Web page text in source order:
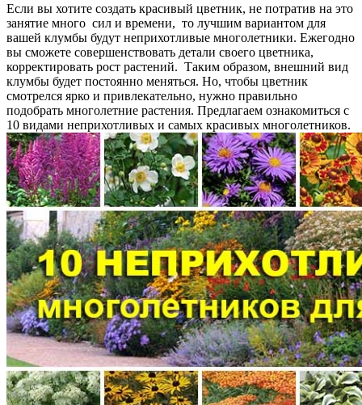
Если вы хотите создать красивый цветник, не потратив на это
занятие много сил и времени, то лучшим вариантом для
вашей клумбы будут неприхотливые многолетники. Ежегодно
вы сможете совершенствовать детали своего цветника,
корректировать рост растений. Таким образом, внешний вид
клумбы будет постоянно меняться. Но, чтобы цветник
смотрелся ярко и привлекательно, нужно правильно
подобрать многолетние растения. Предлагаем ознакомиться с
10 видами неприхотливых и самых красивых многолетников.